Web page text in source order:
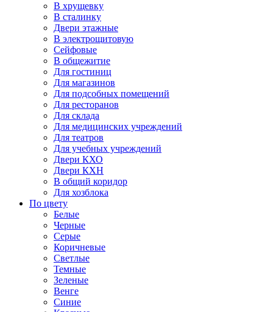
В хрущевку
В сталинку
Двери этажные
В электрощитовую
Сейфовые
В общежитие
Для гостиниц
Для магазинов
Для подсобных помещений
Для ресторанов
Для склада
Для медицинских учреждений
Для театров
Для учебных учреждений
Двери КХО
Двери КХН
В общий коридор
Для хозблока
По цвету
Белые
Черные
Серые
Коричневые
Светлые
Темные
Зеленые
Венге
Синие